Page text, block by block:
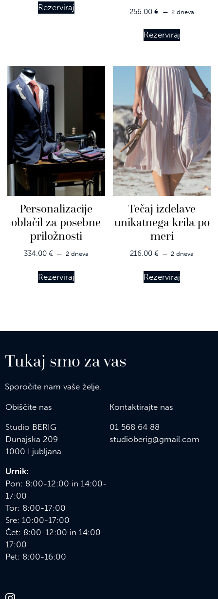
Rezerviraj 256.00€ 2 dneva
Rezerviraj
Personalizacije
oblačil za posebne
priložnosti
334.00€ 2 dneva
Rezerviraj
Tečaj izdelave
unikatnega krila po
meri
216.00 € 2 dneva
Rezerviraj
Tukaj smo za vas
Sporočite nam vaše želje.
Obiščite nas
Studio BERIG
Dunajska 209
1000 Ljubljana
Urnik:
Pon: 8:00-12:00 in 14:00-
17:00
Tor: 8:00-17:00
Sre: 10:00-17:00
Čet: 8:00-12:00 in 14:00-
17:00
Pet: 8:00-16:00
Kontaktirajte nas
01 568 64 88
studioberig@gmail.com